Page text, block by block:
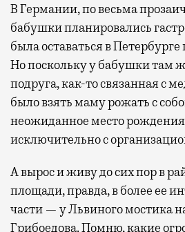
В Германии, по весьма
бабушки планировались
была оставаться в
Но поскольку у бабушки там
подруга, как-то связанная с
было взять маму рожать с
неожиданное место рождения
исключительно с
А вырос и живу до сих пор в
площади, правда, в более ее
части — у Львиного мостика
Грибоедова. Помню, какие